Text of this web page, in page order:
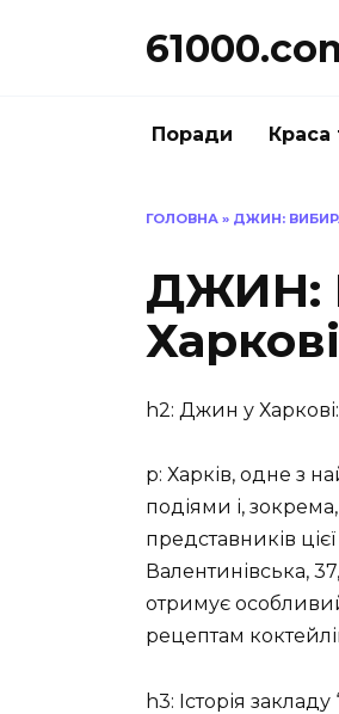
Поради Краса
ГОЛОВНА » ДЖИН:
ДЖИН:
h2: Джин у
p: Харків, одне з
подіями і,
представників
Валентинівська,
отримує
рецептам
h3: Історія